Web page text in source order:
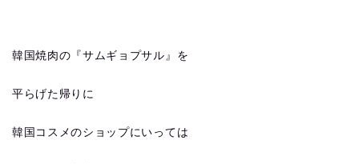
韓国焼肉の『サムギョプサル』を
平らげた帰りに
韓国コスメのショップにいっては